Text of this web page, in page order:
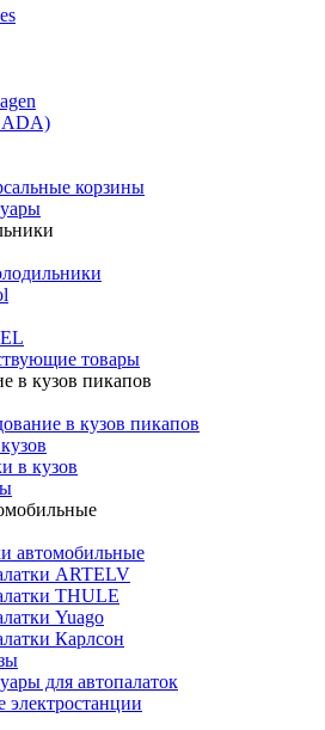
корзины
товары
в кузов пикапов
в кузов пикапов
в кузов
автомобильные
ARTELV
THULE
Yuago
Карлсон
для автопалаток
электростанции